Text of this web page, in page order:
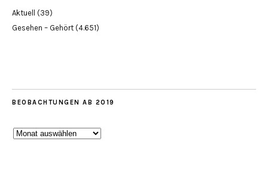
Aktuell (39)
Gesehen – Gehört (4.651)
BEOBACHTUNGEN AB 2019
Beobachtungen